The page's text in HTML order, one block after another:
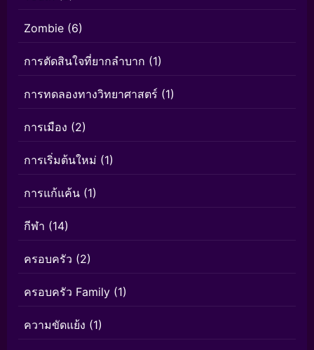
Zombie (6)
การตัดสินใจที่ยากลำบาก (1)
การทดลองทางวิทยาศาสตร์ (1)
การเมือง (2)
การเริ่มต้นใหม่ (1)
การแก้แค้น (1)
กีฬา (14)
ครอบครัว (2)
ครอบครัว Family (1)
ความขัดแย้ง (1)